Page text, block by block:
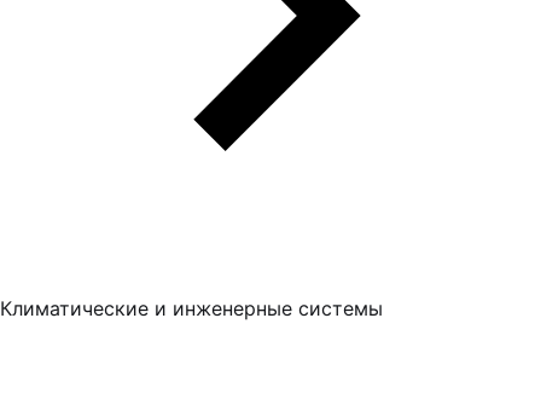
Климатические и инженерные системы